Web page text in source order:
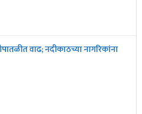
वाढ; नदीकाठच्या नागरिकांना